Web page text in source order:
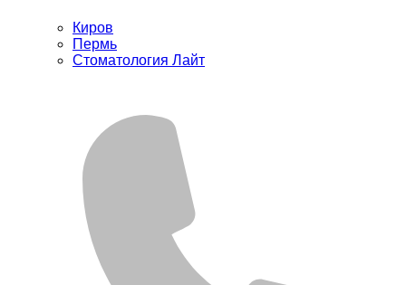
Киров
Пермь
Стоматология Лайт